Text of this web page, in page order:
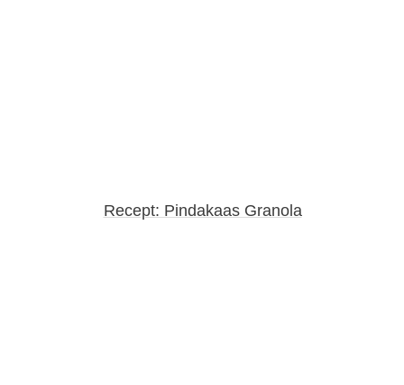
Recept: Pindakaas Granola